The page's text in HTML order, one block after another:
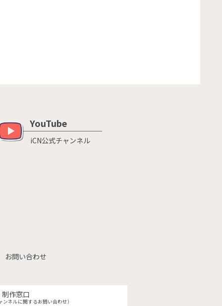
YouTube
iCN公式チャンネル
お問い合わせ
制作窓口
ンネルに関するお問い合わせ）